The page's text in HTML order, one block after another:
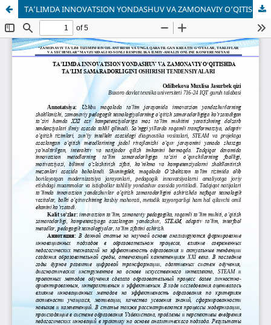
TA’LIMDA INNOVATSION YONDASHUV VA ZAMONAVIY О‘QITISHDA TA’LIM SAMARADORLIGINI OSHIRISH TENDENSIYALARI